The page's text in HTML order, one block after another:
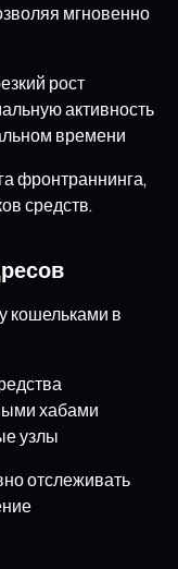
мгновенно
рост
активность
времени
фронтраннинга,
средств.
кошельками в
хабами
узлы
отслеживать